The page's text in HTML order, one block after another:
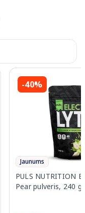
-40%
Jaunums
PULS NUTRITION
Pear pulveris, 240 g